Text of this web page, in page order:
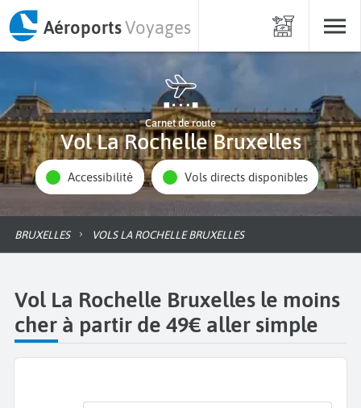
AéroportsVoyages
Carnet de route
Vol La Rochelle Bruxelles
Accessibilité Vols directs disponibles
BRUXELLES VOLS LA ROCHELLE BRUXELLES
Vol La Rochelle Bruxelles le moins
cher à partir de 49€ aller simple